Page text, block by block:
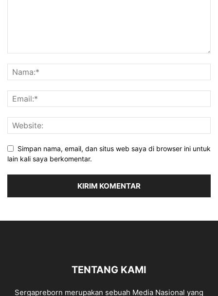
Simpan nama, email, dan situs web saya di browser ini untuk
lain kali saya berkomentar.
TENTANG KAMI
Sergapreborn merupakan sebuah Media Nasional yang